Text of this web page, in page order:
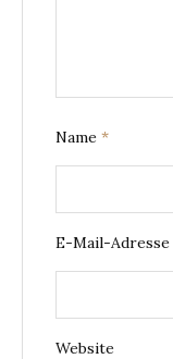
Name *
E-Mail-Adresse
Website